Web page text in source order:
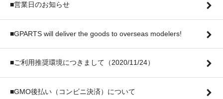
■営業日のお知らせ
■GPARTS will deliver the goods to overseas modelers!
■ご利用推奨環境につきまして（2020/11/24）
■GMO後払い（コンビニ決済）について